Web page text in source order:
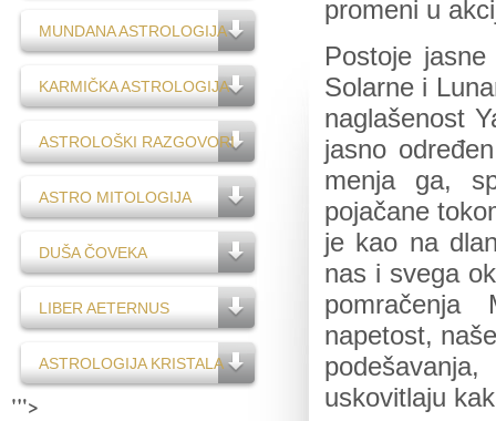
MUNDANA ASTROLOGIJA
KARMIČKA ASTROLOGIJA
ASTROLOŠKI RAZGOVORI
ASTRO MITOLOGIJA
DUŠA ČOVEKA
LIBER AETERNUS
ASTROLOGIJA KRISTALA
'">
promeni u
Postoje
Solarne i
naglašenost
jasno
menja ga,
pojačane
je kao na
nas i svega
pomračenja
napetost,
uskovitlaju